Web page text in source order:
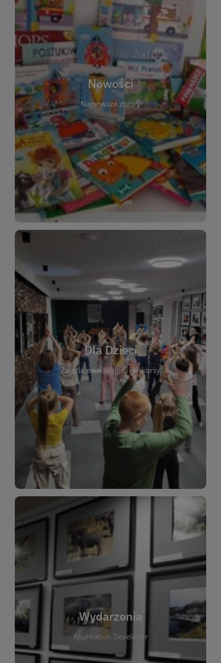
Nowości
Najnowsze zbiory
W tej sekcji prezentujemy najnowsze książki,
audiobooki oraz filmy, które właśnie trafiły do
zbiorów Miejskiej Biblioteki Publicznej w
Starachowicach. Regularnie aktualizujemy listę,
aby Czytelnicy mogli na bieżąco odkrywać świeże
tytuły i najciekawsze premiery wydawnicze. Każda
pozycja opatrzona jest krótkim opisem i
informacją o dostępności w katalogu. Zachęcamy
do częstych odwiedzin – nowości pojawiają się
niemal każdego tygodnia! Dzięki tej zakładce
zawsze będziesz wiedzieć, co warto przeczytać
jako pierwsze.
WIĘCEJ
Dla Dzieci
Zajęcia edukacyjne, konkursy
Dla Dzieci
To miejsce stworzone z myślą o najmłodszych
czytelnikach i ich rodzicach. Znajdziesz tu
informacje o zajęciach edukacyjnych, konkursach
plastycznych i spotkaniach z autorami książek dla
dzieci. Biblioteka oferuje bogaty wybór bajek,
opowiadań i lektur szkolnych, a także przyjazny
kącik do wspólnego czytania. Pragniemy
rozbudzać miłość do książek od najmłodszych lat.
Zapraszamy do wspólnej zabawy i odkrywania
świata literatury!
WIĘCEJ
Wydarzenia
Application Developer
Wydarzenia
W tej zakładce publikujemy informacje o
wszystkich wydarzeniach organizowanych przez
bibliotekę. Znajdziesz tu zapowiedzi spotkań
autorskich, warsztatów, prelekcji i zajęć
tematycznych dla różnych grup wiekowych. Każde
wydarzenie ma na celu promowanie kultury
czytelniczej oraz integrację społeczności lokalnej.
Dzięki kalendarzowi wydarzeń możesz łatwo